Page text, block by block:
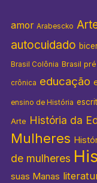
amor Arabescko
autocuidado
Brasil Colônia Brasil
crônica educação
ensino de História
Arte História da
Mulheres
de mulheres
suas Manas